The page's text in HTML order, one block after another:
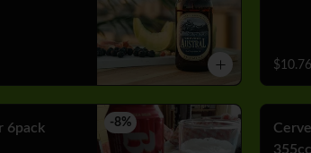
-8%
6pack